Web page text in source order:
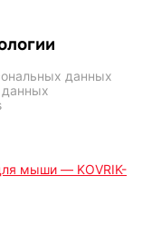
данных
данных
мыши — KOVRIK-